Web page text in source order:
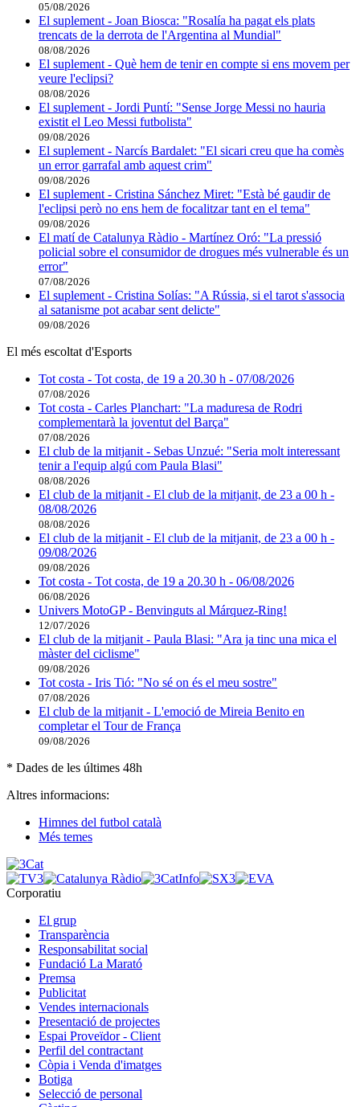
05/08/2026
El suplement - Joan Biosca: "Rosalía ha pagat els plats
trencats de la derrota de l'Argentina al Mundial"
08/08/2026
El suplement - Què hem de tenir en compte si ens movem per
veure l'eclipsi?
08/08/2026
El suplement - Jordi Puntí: "Sense Jorge Messi no hauria
existit el Leo Messi futbolista"
09/08/2026
El suplement - Narcís Bardalet: "El sicari creu que ha comès
un error garrafal amb aquest crim"
09/08/2026
El suplement - Cristina Sánchez Miret: "Està bé gaudir de
l'eclipsi però no ens hem de focalitzar tant en el tema"
09/08/2026
El matí de Catalunya Ràdio - Martínez Oró: "La pressió
policial sobre el consumidor de drogues més vulnerable és un
error"
07/08/2026
El suplement - Cristina Solías: "A Rússia, si el tarot s'associa
al satanisme pot acabar sent delicte"
09/08/2026
El més escoltat d'Esports
Tot costa - Tot costa, de 19 a 20.30 h - 07/08/2026
07/08/2026
Tot costa - Carles Planchart: "La maduresa de Rodri
complementarà la joventut del Barça"
07/08/2026
El club de la mitjanit - Sebas Unzué: "Seria molt interessant
tenir a l'equip algú com Paula Blasi"
08/08/2026
El club de la mitjanit - El club de la mitjanit, de 23 a 00 h -
08/08/2026
08/08/2026
El club de la mitjanit - El club de la mitjanit, de 23 a 00 h -
09/08/2026
09/08/2026
Tot costa - Tot costa, de 19 a 20.30 h - 06/08/2026
06/08/2026
Univers MotoGP - Benvinguts al Márquez-Ring!
12/07/2026
El club de la mitjanit - Paula Blasi: "Ara ja tinc una mica el
màster del ciclisme"
09/08/2026
Tot costa - Iris Tió: "No sé on és el meu sostre"
07/08/2026
El club de la mitjanit - L'emoció de Mireia Benito en
completar el Tour de França
09/08/2026
* Dades de les últimes 48h
Altres informacions:
Himnes del futbol català
Més temes
Corporatiu
El grup
Transparència
Responsabilitat social
Fundació La Marató
Premsa
Publicitat
Vendes internacionals
Presentació de projectes
Espai Proveïdor - Client
Perfil del contractant
Còpia i Venda d'imatges
Botiga
Selecció de personal